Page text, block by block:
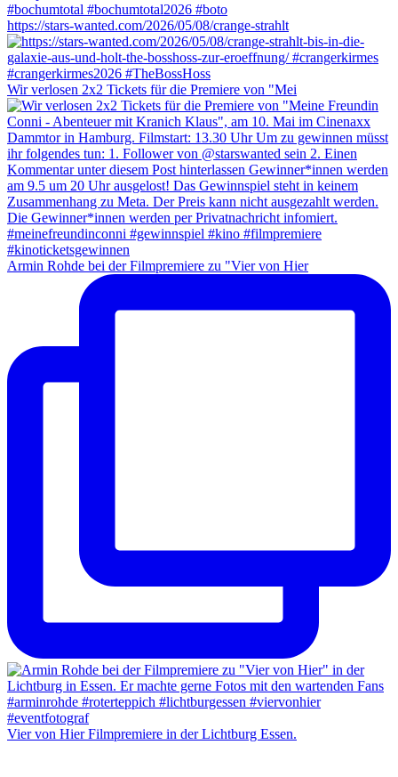
https://stars-wanted.com/2026/05/08/crange-strahlt
Wir verlosen 2x2 Tickets für die Premiere von "Mei
Armin Rohde bei der Filmpremiere zu "Vier von Hier
Vier von Hier Filmpremiere in der Lichtburg Essen.